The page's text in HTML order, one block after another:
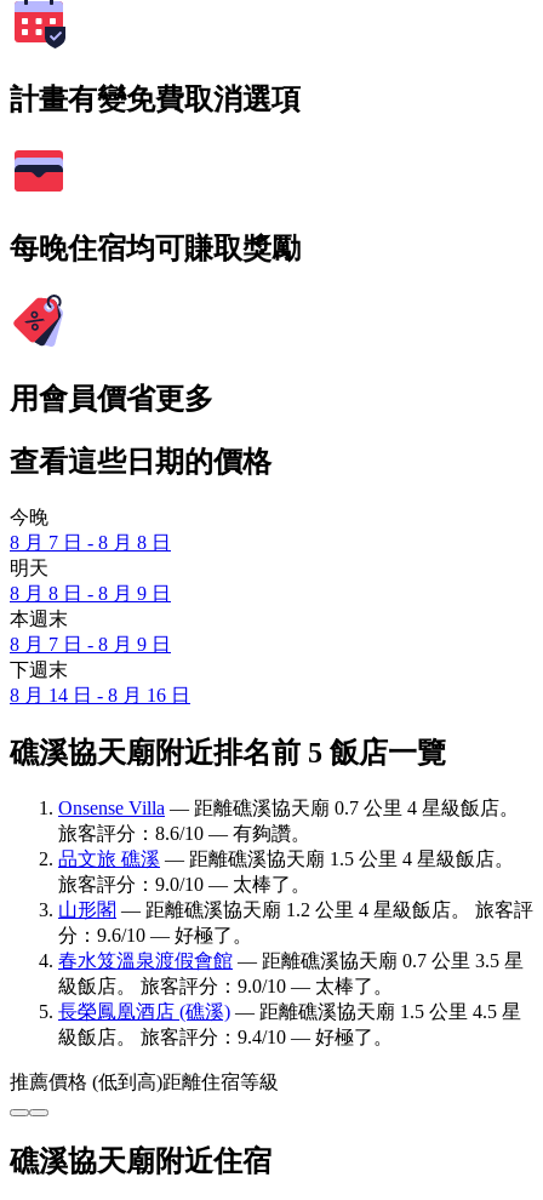
計畫有變免費取消選項
每晚住宿均可賺取獎勵
用會員價省更多
查看這些日期的價格
今晚
8 月 7 日 - 8 月 8 日
明天
8 月 8 日 - 8 月 9 日
本週末
8 月 7 日 - 8 月 9 日
下週末
8 月 14 日 - 8 月 16 日
礁溪協天廟附近排名前 5 飯店一覽
Onsense Villa — 距離礁溪協天廟 0.7 公里 4 星級飯店。
旅客評分：8.6/10 — 有夠讚。
品文旅 礁溪 — 距離礁溪協天廟 1.5 公里 4 星級飯店。
旅客評分：9.0/10 — 太棒了。
山形閣 — 距離礁溪協天廟 1.2 公里 4 星級飯店。 旅客評
分：9.6/10 — 好極了。
春水笈溫泉渡假會館 — 距離礁溪協天廟 0.7 公里 3.5 星
級飯店。 旅客評分：9.0/10 — 太棒了。
長榮鳳凰酒店 (礁溪) — 距離礁溪協天廟 1.5 公里 4.5 星
級飯店。 旅客評分：9.4/10 — 好極了。
推薦價格 (低到高)距離住宿等級
礁溪協天廟附近住宿